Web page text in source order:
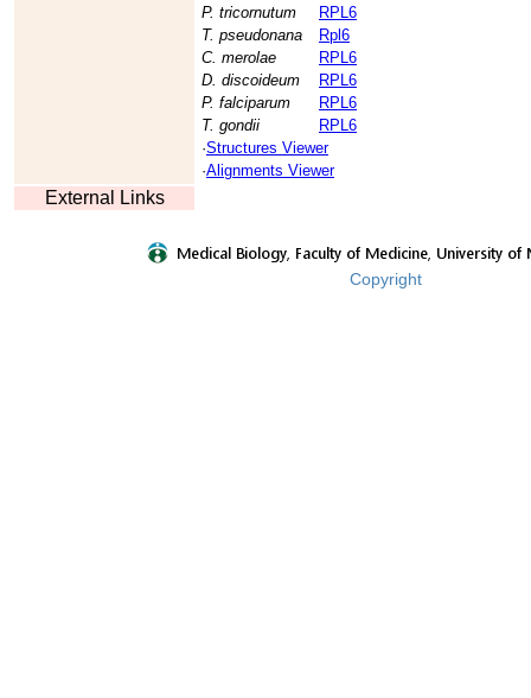
P. tricornutum
RPL6
T. pseudonana
Rpl6
C. merolae
RPL6
D. discoideum
RPL6
P. falciparum
RPL6
T. gondii
RPL6
·Structures Viewer
·Alignments Viewer
External Links
Copyright